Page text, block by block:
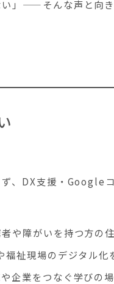
」——そんな声と向
、DX支援・Google
や障がいを持つ方の
福祉現場のデジタル
企業をつなぐ学びの